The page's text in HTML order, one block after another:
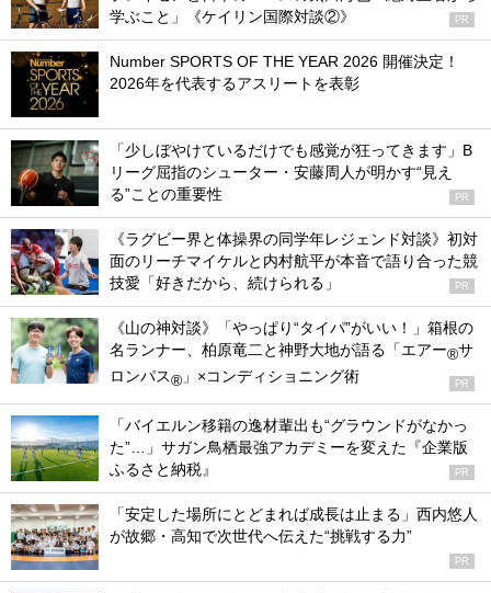
学ぶこと」《ケイリン国際対談②》
PR
Number SPORTS OF THE YEAR 2026 開催決定！
2026年を代表するアスリートを表彰
「少しぼやけているだけでも感覚が狂ってきます」B
リーグ屈指のシューター・安藤周人が明かす“見え
る”ことの重要性
PR
《ラグビー界と体操界の同学年レジェンド対談》初対
面のリーチマイケルと内村航平が本音で語り合った競
技愛「好きだから、続けられる」
PR
《山の神対談》「やっぱり“タイパ”がいい！」箱根の
名ランナー、柏原竜二と神野大地が語る「エアー®サ
ロンパス® 」×コンディショニング術 PR
「バイエルン移籍の逸材輩出も“グラウンドがなかっ
た”…」サガン鳥栖最強アカデミーを変えた『企業版
ふるさと納税』
PR
「安定した場所にとどまれば成長は止まる」西内悠人
が故郷・高知で次世代へ伝えた“挑戦する力”
PR